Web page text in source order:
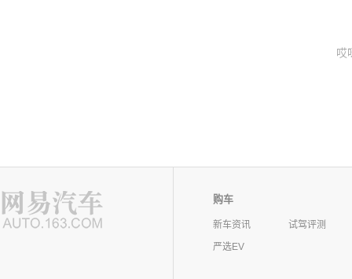
哎
购车
新车资讯
试驾评测
严选EV